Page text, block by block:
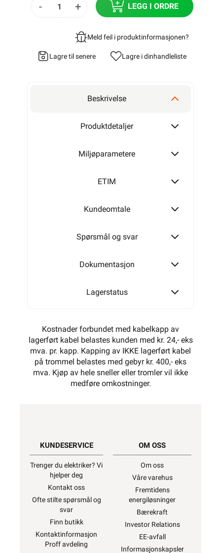
- + LEGG I ORDRE
Meld feil i produktinformasjonen?
Lagre til senere Lagre i dinhandleliste
Beskrivelse
Produktdetaljer
Miljøparametere
ETIM
Kundeomtale
Spørsmål og svar
Dokumentasjon
Lagerstatus
Kostnader forbundet med kabelkapp av
lagerført kabel belastes kunden med kr. 24,- eks
mva. pr. kapp. Kapping av IKKE lagerført kabel
på trommel belastes med gebyr kr. 400,- eks
mva. Kjøp av hele sneller eller tromler vil ikke
medføre omkostninger.
KUNDESERVICE
Trenger du elektriker? Vi
hjelper deg
Kontakt oss
Ofte stilte spørsmål og
svar
Finn butikk
Kontaktinformasjon
Proff avdeling
OM OSS
Om oss
Våre varehus
Fremtidens
energiløsninger
Bærekraft
Investor Relations
EE-avfall
Informasjonskapsler